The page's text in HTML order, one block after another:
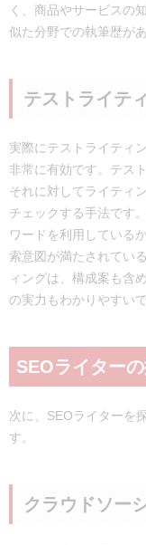
く、商品やサービスの
似た分野での執筆歴が
テストライテ
実際にテストライティ
非常に有効です。テス
それに対してライティ
チェックする手法です
ワードを利用している
索意図が満たされてい
ィングは、構成案も含
の実力もわかりやすいで
SEOライター
次に、SEOライターを
す。
クラウドソー